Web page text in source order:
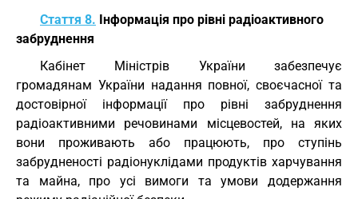
Стаття 8. Інформація про рівні радіоактивного
забруднення
Кабінет Міністрів України забезпечує
громадянам України надання повної, своєчасної та
достовірної інформації про рівні забруднення
радіоактивними речовинами місцевостей, на яких
вони проживають або працюють, про ступінь
забрудненості радіонуклідами продуктів харчування
та майна, про усі вимоги та умови додержання